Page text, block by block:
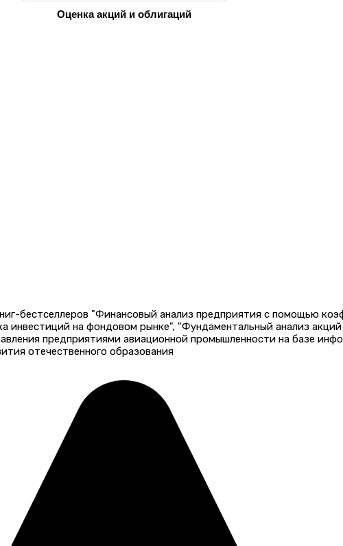
Оценка акций и облигаций
бестселлеров "Финансовый анализ предприятия с помощью
инвестиций на фондовом рынке", "Фундаментальный анализ
предприятиями авиационной промышленности на базе
отечественного образования